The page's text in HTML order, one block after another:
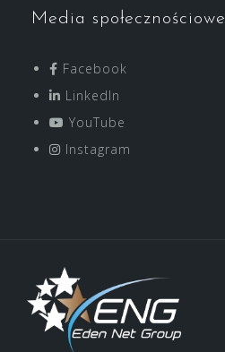
Media społecznościowe
Facebook
LinkedIn
YouTube
Instagram